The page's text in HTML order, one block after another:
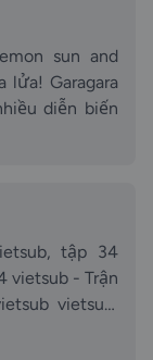
sun and
lửa! Garagara
diễn biến
tập 34
- Trận
vietsub,
34